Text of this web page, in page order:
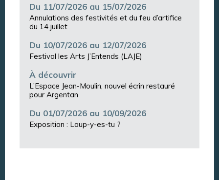
Du 11/07/2026 au 15/07/2026
Annulations des festivités et du feu d’artifice
du 14 juillet
Du 10/07/2026 au 12/07/2026
Festival les Arts J’Entends (LAJE)
À découvrir
L’Espace Jean-Moulin, nouvel écrin restauré
pour Argentan
Du 01/07/2026 au 10/09/2026
Exposition : Loup-y-es-tu ?